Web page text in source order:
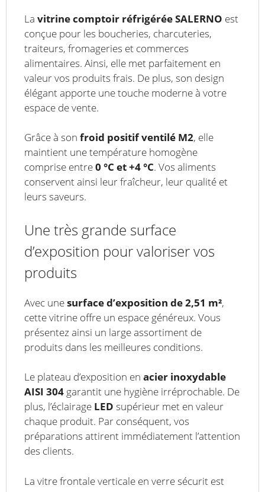
La vitrine comptoir réfrigérée SALERNO est
conçue pour les boucheries, charcuteries,
traiteurs, fromageries et commerces
alimentaires. Ainsi, elle met parfaitement en
valeur vos produits frais. De plus, son design
élégant apporte une touche moderne à votre
espace de vente.
Grâce à son froid positif ventilé M2, elle
maintient une température homogène
comprise entre0 °C et +4 °C. Vos aliments
conservent ainsi leur fraîcheur, leur qualité et
leurs saveurs.
Une très grande surface
d’exposition pour valoriser vos
produits
Avec unesurface d’exposition de 2,51 m²,
cette vitrine offre un espace généreux. Vous
présentez ainsi un large assortiment de
produits dans les meilleures conditions.
Le plateau d’exposition en acier inoxydable
AISI 304 garantit une hygiène irréprochable. De
plus, l’éclairage LED supérieur met en valeur
chaque produit. Par conséquent, vos
préparations attirent immédiatement l’attention
des clients.
La vitre frontale verticale en verre sécurit est